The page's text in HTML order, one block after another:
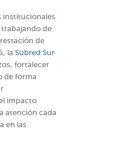
institucionales
de
de
la Subred Sur
fortalecer
de forma
impacto
atención cada
en las